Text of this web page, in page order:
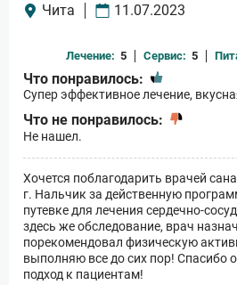
Чита
11.07.2023
Лечение: 5 Сервис: 5
Что понравилось:
Супер эффективное лечение,
Что не понравилось:
Не нашел.
Хочется поблагодарить врачей
г. Нальчик за действенную
путевке для лечения сердечно-
здесь же обследование, врач
порекомендовал физическую
выполняю все до сих пор! Спасибо
подход к пациентам!